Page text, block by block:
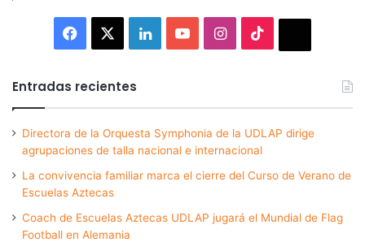
Facebook LinkedInYouTubeInstagram
Entradas recientes
Directora de la Orquesta Symphonia de la UDLAP dirige
agrupaciones de talla nacional e internacional
La convivencia familiar marca el cierre del Curso de Verano de
Escuelas Aztecas
Coach de Escuelas Aztecas UDLAP jugará el Mundial de Flag
Football en Alemania